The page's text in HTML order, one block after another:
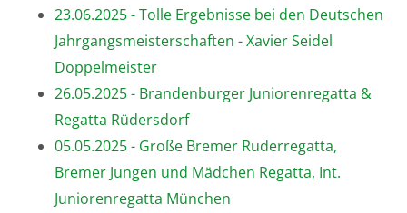
23.06.2025 - Tolle Ergebnisse bei den Deutschen
Jahrgangsmeisterschaften - Xavier Seidel
Doppelmeister
26.05.2025 - Brandenburger Juniorenregatta &
Regatta Rüdersdorf
05.05.2025 - Große Bremer Ruderregatta,
Bremer Jungen und Mädchen Regatta, Int.
Juniorenregatta München